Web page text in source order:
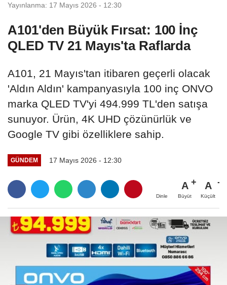
Yayınlanma: 17 Mayıs 2026 - 12:30
A101'den Büyük Fırsat: 100 İnç
QLED TV 21 Mayıs'ta Raflarda
A101, 21 Mayıs'tan itibaren geçerli olacak
'Aldın Aldın' kampanyasıyla 100 inç ONVO
marka QLED TV'yi 494.999 TL'den satışa
sunuyor. Ürün, 4K UHD çözünürlük ve
Google TV gibi özelliklere sahip.
GÜNDEM 17 Mayıs 2026 - 12:30
Dinle
A
Büyüt
A
Küçült